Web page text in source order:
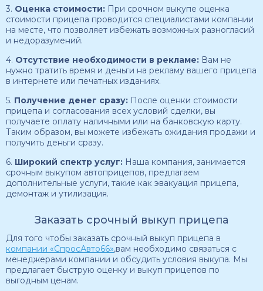
3. Оценка стоимости: При срочном выкупе оценка
стоимости прицепа проводится специалистами компании
на месте, что позволяет избежать возможных разногласий
и недоразумений.
4. Отсутствие необходимости в рекламе: Вам не
нужно тратить время и деньги на рекламу вашего прицепа
в интернете или печатных изданиях.
5. Получение денег сразу: После оценки стоимости
прицепа и согласования всех условий сделки, вы
получаете оплату наличными или на банковскую карту.
Таким образом, вы можете избежать ожидания продажи и
получить деньги сразу.
6. Широкий спектр услуг: Наша компания, занимается
срочным выкупом автоприцепов, предлагаем
дополнительные услуги, такие как эвакуация прицепа,
демонтаж и утилизация.
Заказать срочный выкуп прицепа
Для того чтобы заказать срочный выкуп прицепа в
компании «СпросАвто66»,вам необходимо связаться с
менеджерами компании и обсудить условия выкупа. Мы
предлагает быструю оценку и выкуп прицепов по
выгодным ценам.